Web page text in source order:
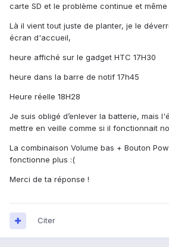
carte SD et le problème continue et même
Là il vient tout juste de planter, je le
écran d'accueil,
heure affiché sur le gadget HTC 17H30
heure dans la barre de notif 17h45
Heure réelle 18H28
Je suis obligé d’enlever la batterie, mais
mettre en veille comme si il fonctionnait
La combinaison Volume bas + Bouton
fonctionne plus :(
Merci de ta réponse !
Citer